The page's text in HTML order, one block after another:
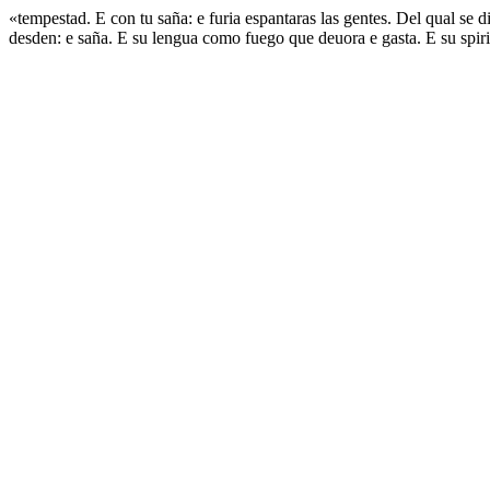
«tempestad. E con tu saña: e furia espantaras las gentes. Del qual se
desden: e saña. E su lengua como fuego que deuora e gasta. E su